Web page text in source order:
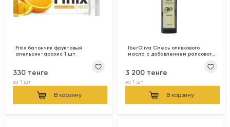
Finix батончик фруктовый
апельсин-арахис 1 шт
330 тенге
за 1 шт
В корзину
IberOliva Смесь оливкового
масла с добавлением рапсового
3 200 тенге
за 1 шт
В корзину